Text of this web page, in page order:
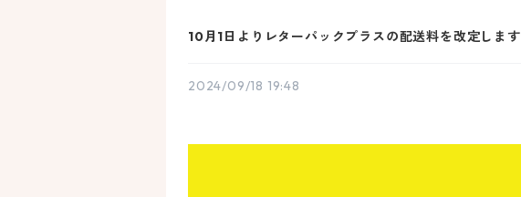
10月1日よりレターパックプラスの配送料を改定します
2024/09/18 19:48